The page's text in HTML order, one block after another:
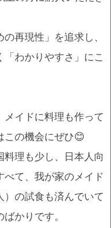
再現性」を追求し、
わかりやすさ」にこ
イドに料理も作って
この機会にぜひ😊
料理も少し、日本人向
て、我が家のメイド
の試食も済んでいて
かりです。